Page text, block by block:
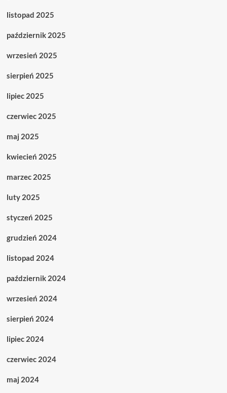
listopad 2025
październik 2025
wrzesień 2025
sierpień 2025
lipiec 2025
czerwiec 2025
maj 2025
kwiecień 2025
marzec 2025
luty 2025
styczeń 2025
grudzień 2024
listopad 2024
październik 2024
wrzesień 2024
sierpień 2024
lipiec 2024
czerwiec 2024
maj 2024